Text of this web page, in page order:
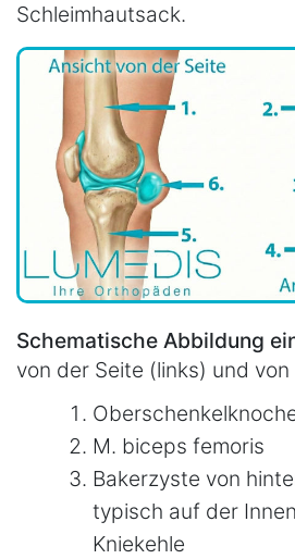
Schleimhautsack.
Schematische Abbildung
von der Seite (links) und
M. biceps femoris
Bakerzyste von
typisch auf der
Kniekehle